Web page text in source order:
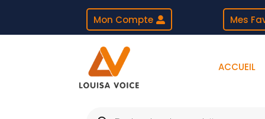
Mon Compte Mes
ACCUEIL